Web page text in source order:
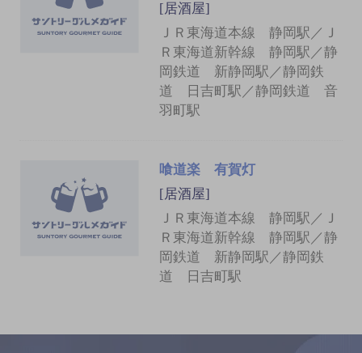
[居酒屋]
ＪＲ東海道本線 静岡駅／Ｊ
Ｒ東海道新幹線 静岡駅／静
岡鉄道 新静岡駅／静岡鉄
道 日吉町駅／静岡鉄道 音
羽町駅
喰道楽 有賀灯
[居酒屋]
ＪＲ東海道本線 静岡駅／Ｊ
Ｒ東海道新幹線 静岡駅／静
岡鉄道 新静岡駅／静岡鉄
道 日吉町駅